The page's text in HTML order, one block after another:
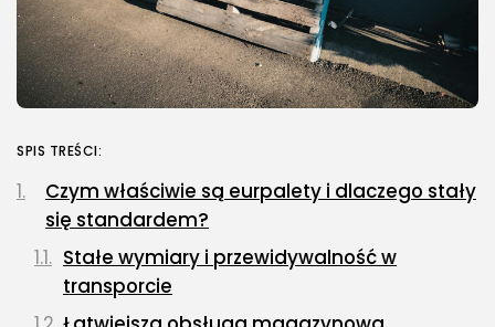
SPIS TREŚCI:
Czym właściwie są eurpalety i dlaczego stały
się standardem?
Stałe wymiary i przewidywalność w
transporcie